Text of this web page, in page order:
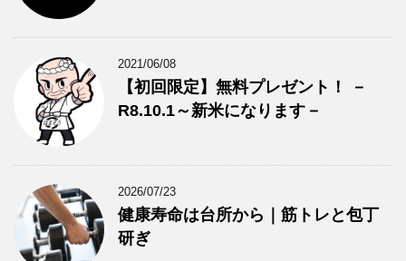
2021/06/08
【初回限定】無料プレゼント！ －
R8.10.1～新米になります－
2026/07/23
健康寿命は台所から｜筋トレと包丁
研ぎ